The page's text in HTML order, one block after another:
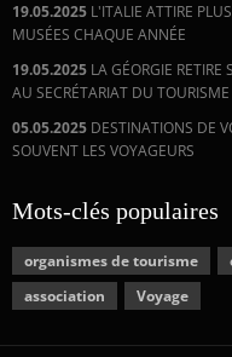
19.05.2025 L'ITALIE ATTIRE
MUSÉES CHAQUE ANNÉE
19.05.2025 LA GÉORGIE
AU SECRÉTARIAT DU
05.05.2025 DESTINATIONS DE
SOUVENT LES VOYAGEURS
Mots-clés populaires
organismes de tourisme
association
Voyage